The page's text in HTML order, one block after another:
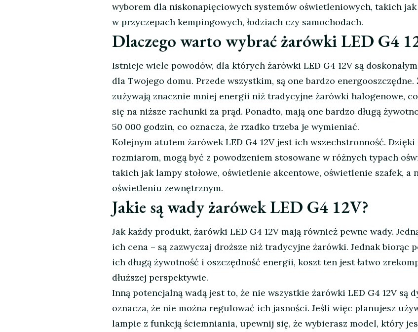
wyborem dla niskonapięciowych systemów oświetleniowych, takich
w przyczepach kempingowych, łodziach czy samochodach.
Dlaczego warto wybrać żarówki LED G4
Istnieje wiele powodów, dla których żarówki LED G4 12V są
dla Twojego domu. Przede wszystkim, są one bardzo energooszczędne.
zużywają znacznie mniej energii niż tradycyjne żarówki halogenowe, co
się na niższe rachunki za prąd. Ponadto, mają one bardzo długą
50 000 godzin, co oznacza, że rzadko trzeba je wymieniać.
Kolejnym atutem żarówek LED G4 12V jest ich wszechstronność. Dzięki
rozmiarom, mogą być z powodzeniem stosowane w różnych typach
takich jak lampy stołowe, oświetlenie akcentowe, oświetlenie szafek, a
oświetleniu zewnętrznym.
Jakie są wady żarówek LED G4 12V?
Jak każdy produkt, żarówki LED G4 12V mają również pewne wady.
ich cena – są zazwyczaj droższe niż tradycyjne żarówki. Jednak biorąc
ich długą żywotność i oszczędność energii, koszt ten jest łatwo
dłuższej perspektywie.
Inną potencjalną wadą jest to, że nie wszystkie żarówki LED G4 12V są
oznacza, że nie można regulować ich jasności. Jeśli więc planujesz
lampie z funkcją ściemniania, upewnij się, że wybierasz model, który